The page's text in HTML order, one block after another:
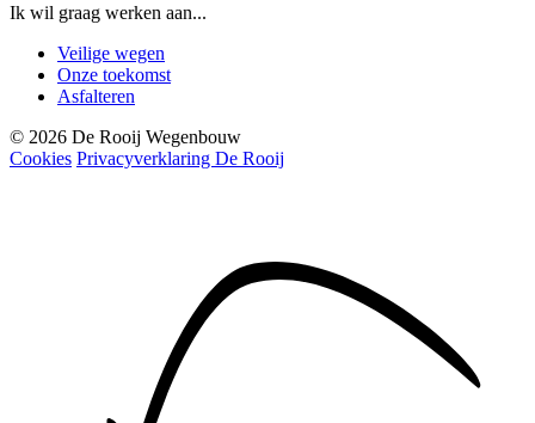
Ik wil graag werken aan...
Veilige wegen
Onze toekomst
Asfalteren
© 2026 De Rooij Wegenbouw
Cookies Privacyverklaring De Rooij